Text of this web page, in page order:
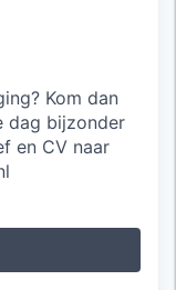
Kom dan
dag bijzonder
en CV naar